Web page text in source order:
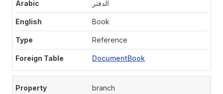
الدفتر
Book
Reference
DocumentBook
branch